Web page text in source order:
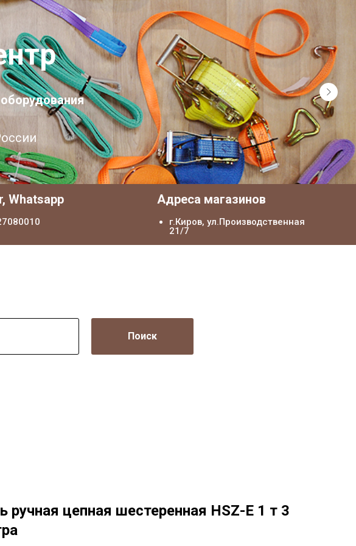
Whatsapp Адреса магазинов
г.Киров, ул.Производственная
21/7
Поиск
ручная цепная шестеренная HSZ-E 1 т 3